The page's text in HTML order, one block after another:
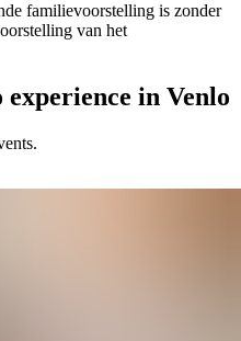
familievoorstelling is zonder
van het
in Venlo